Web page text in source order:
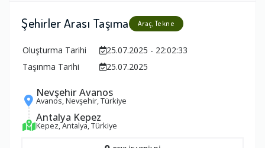
Şehirler Arası Taşıma Araç, Tekne
Oluşturma Tarihi
25.07.2025 - 22:02:33
Taşınma Tarihi
25.07.2025
Nevşehir Avanos
Avanos, Nevşehir, Türkiye
Antalya Kepez
Kepez, Antalya, Türkiye